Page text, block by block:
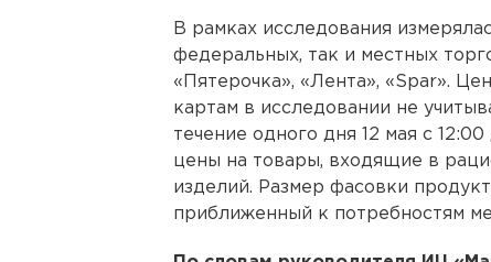
В рамках исследования
федеральных, так и местных
«Пятерочка», «Лента», «Spar».
картам в исследовании не
течение одного дня 12 мая с
цены на товары, входящие в
изделий. Размер фасовки
приближенный к потребностям